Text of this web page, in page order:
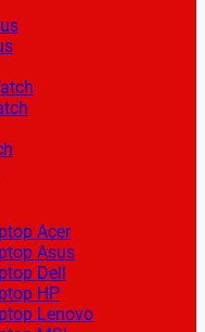
Acer
Asus
Dell
HP
Lenovo